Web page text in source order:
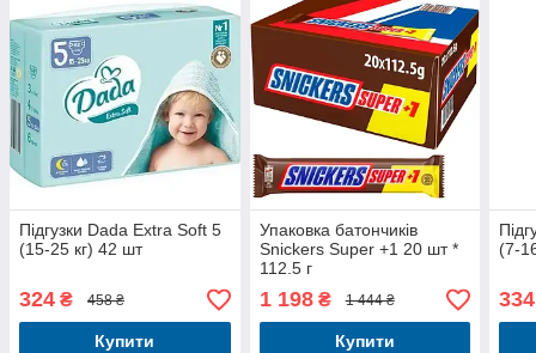
Підгузки Dada Extra Soft 5
(15-25 кг) 42 шт
324 ₴ 458 ₴
Купити
Упаковка батончиків
Snickers Super +1 20 шт *
112.5 г
1 198₴ 1 444 ₴
Купити
(7-
334